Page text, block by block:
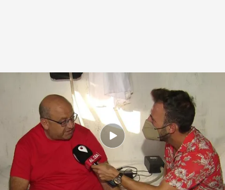
Vídeo de la entrevista a José Manuel en 'Cuatro al día'.
Cuatro al día
27 JUL 2021 - 20:32h.
Es el único sitio que José Manuel puede pagar
porque se ha vuelto a quedar en el paro como
camarero